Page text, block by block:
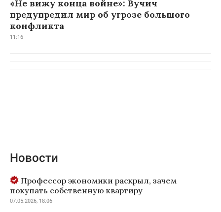
«Не вижу конца войне»: Вучич
предупредил мир об угрозе большого
конфликта
11:16
Новости
Профессор экономики раскрыл, зачем
покупать собственную квартиру
07.05.2026, 18:06